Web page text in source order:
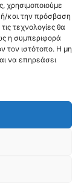
χρησιμοποιούμε
και την πρόσβαση
τεχνολογίες θα
η συμπεριφορά
τον ιστότοπο. Η μη
να επηρεάσει
332
328
303
245